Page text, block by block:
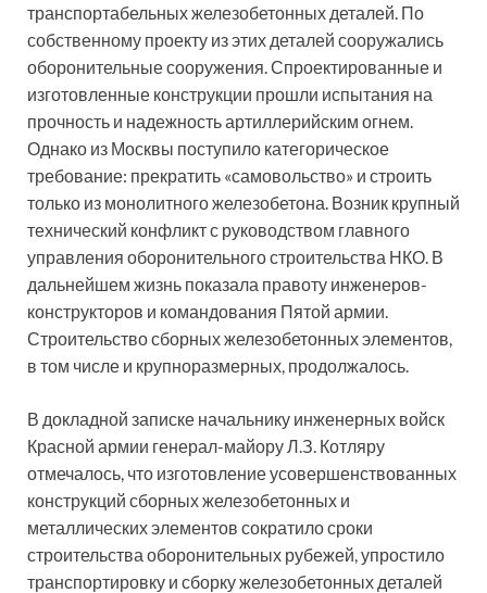
транспортабельных железобетонных деталей. По
собственному проекту из этих деталей сооружались
оборонительные сооружения. Спроектированные и
изготовленные конструкции прошли испытания на
прочность и надежность артиллерийским огнем.
Однако из Москвы поступило категорическое
требование: прекратить «самовольство» и строить
только из монолитного железобетона. Возник крупный
технический конфликт с руководством главного
управления оборонительного строительства НКО. В
дальнейшем жизнь показала правоту инженеров-
конструкторов и командования Пятой армии.
Строительство сборных железобетонных элементов,
в том числе и крупноразмерных, продолжалось.
В докладной записке начальнику инженерных войск
Красной армии генерал-майору Л.З. Котляру
отмечалось, что изготовление усовершенствованных
конструкций сборных железобетонных и
металлических элементов сократило сроки
строительства оборонительных рубежей, упростило
транспортировку и сборку железобетонных деталей